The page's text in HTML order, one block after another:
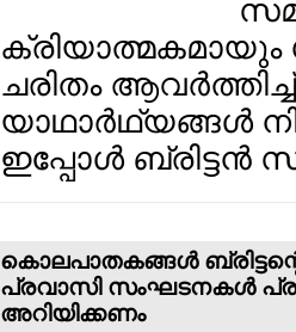
ചരിതം
യാഥാര്‍ഥ്യങ്ങള്‍
ഇപ്പോള്‍ ബ്രിട്ടന്‍
കൊലപാതകങ്ങള്‍
പ്രവാസി സംഘടനകള്‍
അറിയിക്കണം